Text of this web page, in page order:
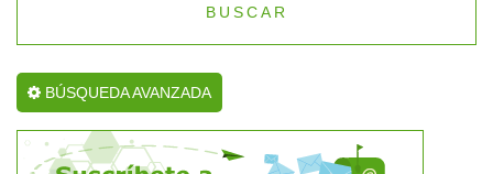
BUSCAR
BÚSQUEDA AVANZADA